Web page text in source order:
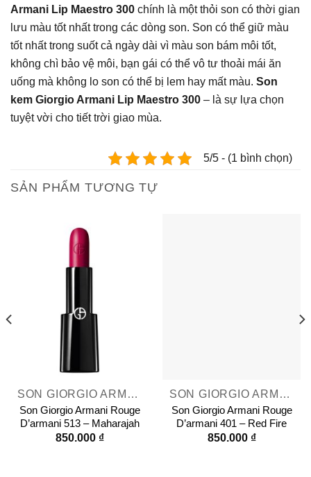
Armani Lip Maestro 300 chính là một thỏi son có thời gian
lưu màu tốt nhất trong các dòng son. Son có thể giữ màu
tốt nhất trong suốt cả ngày dài vì màu son bám môi tốt,
không chì bảo vệ môi, bạn gái có thể vô tư thoải mái ăn
uống mà không lo son có thể bị lem hay mất màu. Son
kem Giorgio Armani Lip Maestro 300 – là sự lựa chọn
tuyệt vời cho tiết trời giao mùa.
5/5 - (1 bình chọn)
SẢN PHẨM TƯƠNG TỰ
SON GIORGIO ARMANI
Son Giorgio Armani Rouge
D’armani 513 – Maharajah
850.000 ₫
SON GIORGIO ARMANI
Son Giorgio Armani Rouge
D’armani 401 – Red Fire
850.000 ₫